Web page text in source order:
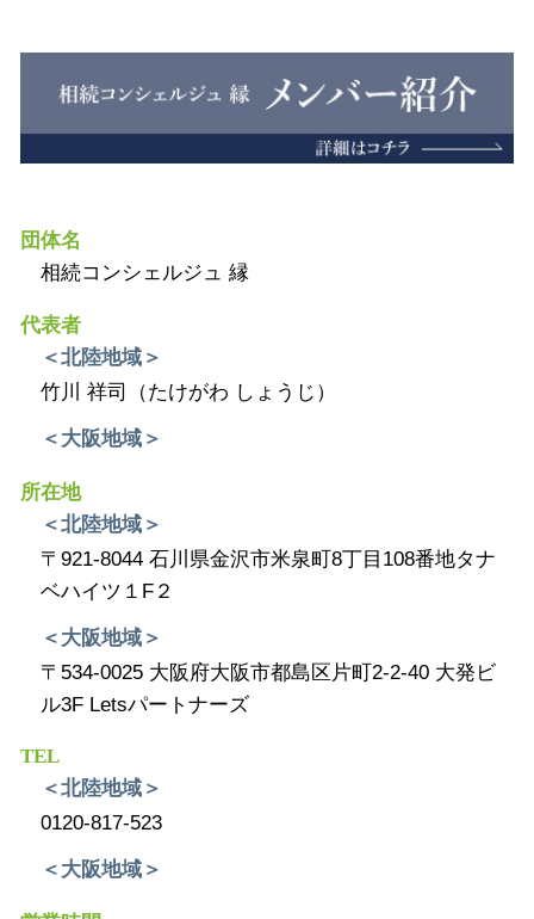
団体名
相続コンシェルジュ 縁
代表者
＜北陸地域＞
竹川 祥司（たけがわ しょうじ）
＜大阪地域＞
所在地
＜北陸地域＞
〒921-8044 石川県金沢市米泉町8丁目108番地タナ
ベハイツ１F２
＜大阪地域＞
〒534-0025 大阪府大阪市都島区片町2-2-40 大発ビ
ル3F Letsパートナーズ
TEL
＜北陸地域＞
0120-817-523
＜大阪地域＞